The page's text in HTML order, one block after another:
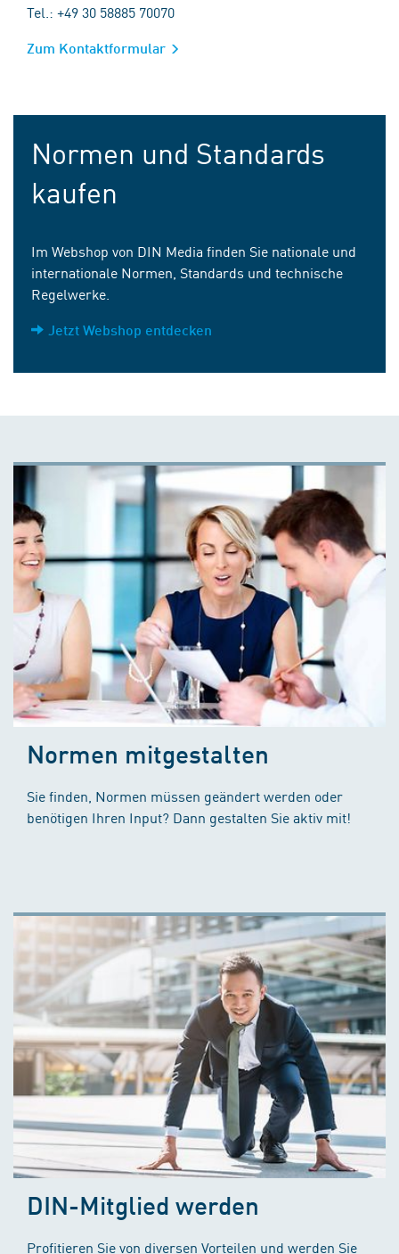
Tel.: +49 30 58885 70070
Zum Kontaktformular
Normen und Standards
kaufen
Im Webshop von DIN Media finden Sie nationale und
internationale Normen, Standards und technische
Regelwerke.
Jetzt Webshop entdecken
Normen mitgestalten
Sie finden, Normen müssen geändert werden oder
benötigen Ihren Input? Dann gestalten Sie aktiv mit!
DIN-Mitglied werden
Profitieren Sie von diversen Vorteilen und werden Sie